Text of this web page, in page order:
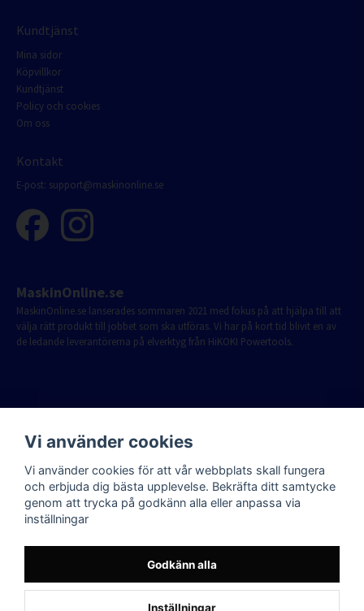
Kundtjänst
Mina sidor
Köpvillkor
Kundtjänst
Policy och cookies
Om oss
Kontakt
E-post: support@maskinonline.se
MaskinOnline.se
MaskinOnline.se lanserades sommaren 2021 med fokus på att hjälpa till att
välja rätt produkt till jobbet som ska utföras. Vi har på kort tid blivit en av
de ledande leverantörerna på elverktyg från HiKOKI Powertools.
Vi använder cookies
Vi använder cookies för att vår webbplats skall fungera
och erbjuda dig bästa upplevelse. Bekräfta ditt samtycke
genom att trycka på godkänn alla eller anpassa via
inställningar
Godkänn alla
Inställningar